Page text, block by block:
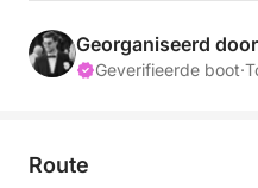
vrijgezellenfeesten,
teambuildingactiviteiten,
beddengoed voor elke
Georganiseerd
Geverifieerde boot·
Route